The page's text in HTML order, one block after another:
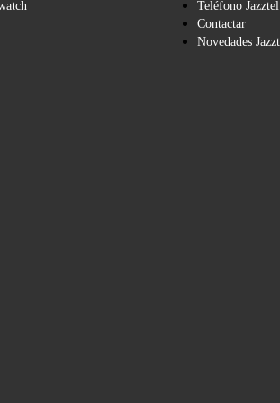
Teléfono Jazztel
Contactar
Novedades